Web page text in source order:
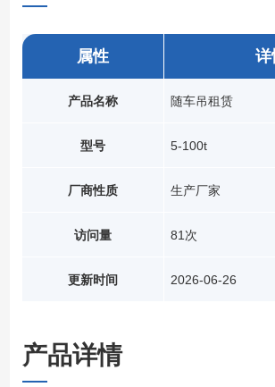
属性
产品名称
型号
厂商性质
访问量
更新时间
详
随车吊租赁
5-100t
生产厂家
81次
2026-06-26
产品详情